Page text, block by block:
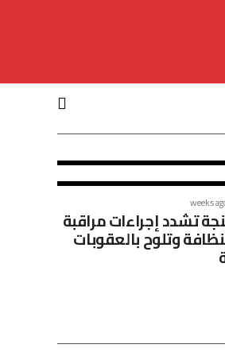
تشدد إجراءات مراقبة
وتلوح بالعقوبات